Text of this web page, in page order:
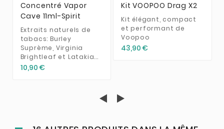
Concentré Vapor
Cave 11ml-Spirit
Extraits naturels de
tabacs: Burley
Suprème, Virginia
Brightleaf et Latakia...
10,90 €
Kit VOOPOO Drag X2
Kit élégant, compact
et performant de
Voopoo
43,90 €